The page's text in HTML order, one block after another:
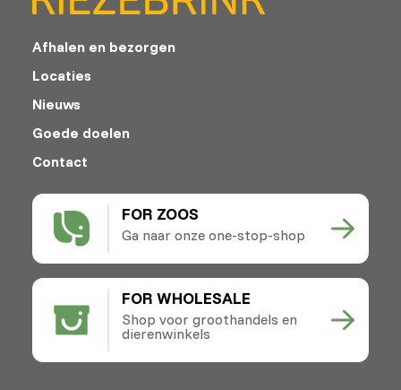
FOR ZOOS
Ga naar onze one-stop-shop
FOR WHOLESALE
Shop voor groothandels en
dierenwinkels
Afhalen en bezorgen
Locaties
Nieuws
Goede doelen
Contact